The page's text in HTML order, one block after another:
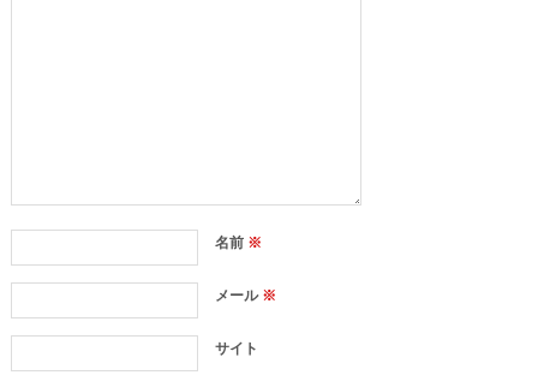
名前 ※
メール※
サイト